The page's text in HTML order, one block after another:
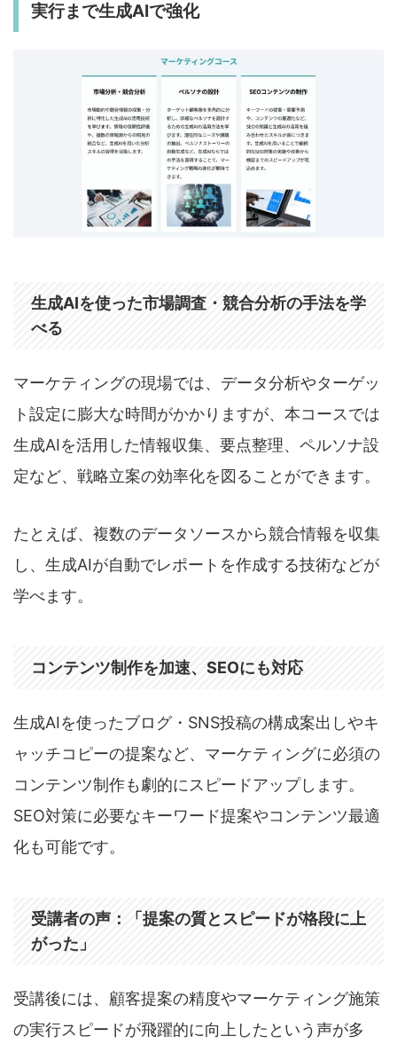
実行まで生成AIで強化
生成AIを使った市場調査・競合分析の手法を学
べる
マーケティングの現場では、データ分析やターゲッ
ト設定に膨大な時間がかかりますが、本コースでは
生成AIを活用した情報収集、要点整理、ペルソナ設
定など、戦略立案の効率化を図ることができます。
たとえば、複数のデータソースから競合情報を収集
し、生成AIが自動でレポートを作成する技術などが
学べます。
コンテンツ制作を加速、SEOにも対応
生成AIを使ったブログ・SNS投稿の構成案出しやキ
ャッチコピーの提案など、マーケティングに必須の
コンテンツ制作も劇的にスピードアップします。
SEO対策に必要なキーワード提案やコンテンツ最適
化も可能です。
受講者の声：「提案の質とスピードが格段に上
がった」
受講後には、顧客提案の精度やマーケティング施策
の実行スピードが飛躍的に向上したという声が多